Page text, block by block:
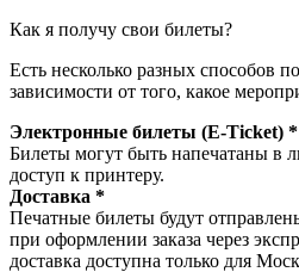
Как я получу свои билеты?
Есть несколько разных способов
зависимости от того, какое
Электронные билеты (E-Ticket) *
Билеты могут быть напечатаны в
доступ к принтеру.
Доставка *
Печатные билеты будут
при оформлении заказа через
доставка доступна только для